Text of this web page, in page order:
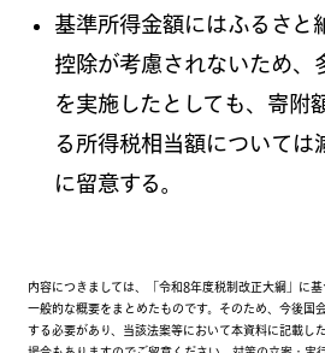
基準所得金額にはふるさと
控除が考慮されないため、
を実施したとしても、寄附
る所得税相当額については
に留意する。
内容につきましては、「令和8年度税制改正大綱」に基
一般的な概要をまとめたものです。そのため、今後国
する必要があり、当該法案等において本資料に記載し